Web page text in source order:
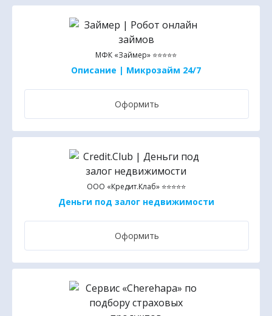
МФК «Займер» ⭐⭐⭐⭐⭐
Описание | Микрозайм 24/7
Оформить
ООО «Кредит.Клаб» ⭐⭐⭐⭐⭐
Деньги под залог недвижимости
Оформить